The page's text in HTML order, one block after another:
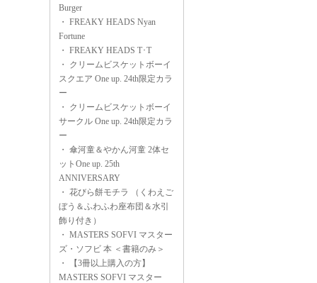
Burger
・ FREAKY HEADS Nyan
Fortune
・ FREAKY HEADS T･T
・ クリームビスケットボーイ
スクエア One up. 24th限定カラ
ー
・ クリームビスケットボーイ
サークル One up. 24th限定カラ
ー
・ 傘河童＆やかん河童 2体セ
ットOne up. 25th
ANNIVERSARY
・ 花びら餅モチラ （くわえご
ぼう＆ふわふわ座布団＆水引
飾り付き）
・ MASTERS SOFVI マスター
ズ・ソフビ 本 ＜書籍のみ＞
・
【3冊以上購入の方】
MASTERS SOFVI マスター